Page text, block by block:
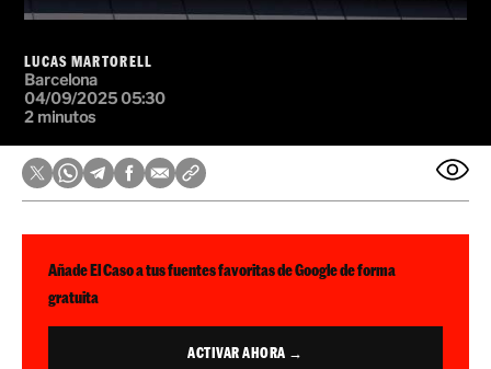
LUCAS MARTORELL
Barcelona
04/09/2025 05:30
2 minutos
Añade El Caso a tus fuentes favoritas de Google de forma
gratuita
ACTIVAR AHORA →